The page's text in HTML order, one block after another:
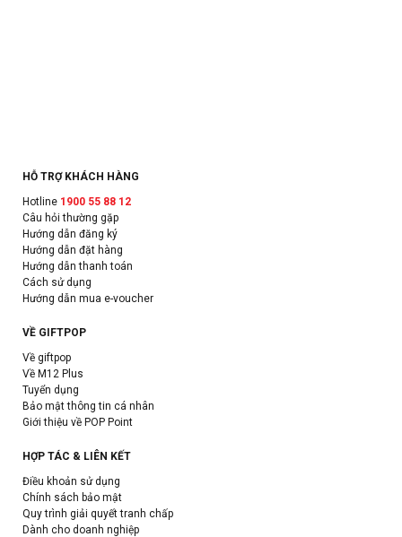
HỖ TRỢ KHÁCH HÀNG
Hotline 1900 55 88 12
Câu hỏi thường gặp
Hướng dẫn đăng ký
Hướng dẫn đặt hàng
Hướng dẫn thanh toán
Cách sử dụng
Hướng dẫn mua e-voucher
VỀ GIFTPOP
Về giftpop
Về M12 Plus
Tuyển dụng
Bảo mật thông tin cá nhân
Giới thiệu về POP Point
HỢP TÁC & LIÊN KẾT
Điều khoản sử dụng
Chính sách bảo mật
Quy trình giải quyết tranh chấp
Dành cho doanh nghiệp